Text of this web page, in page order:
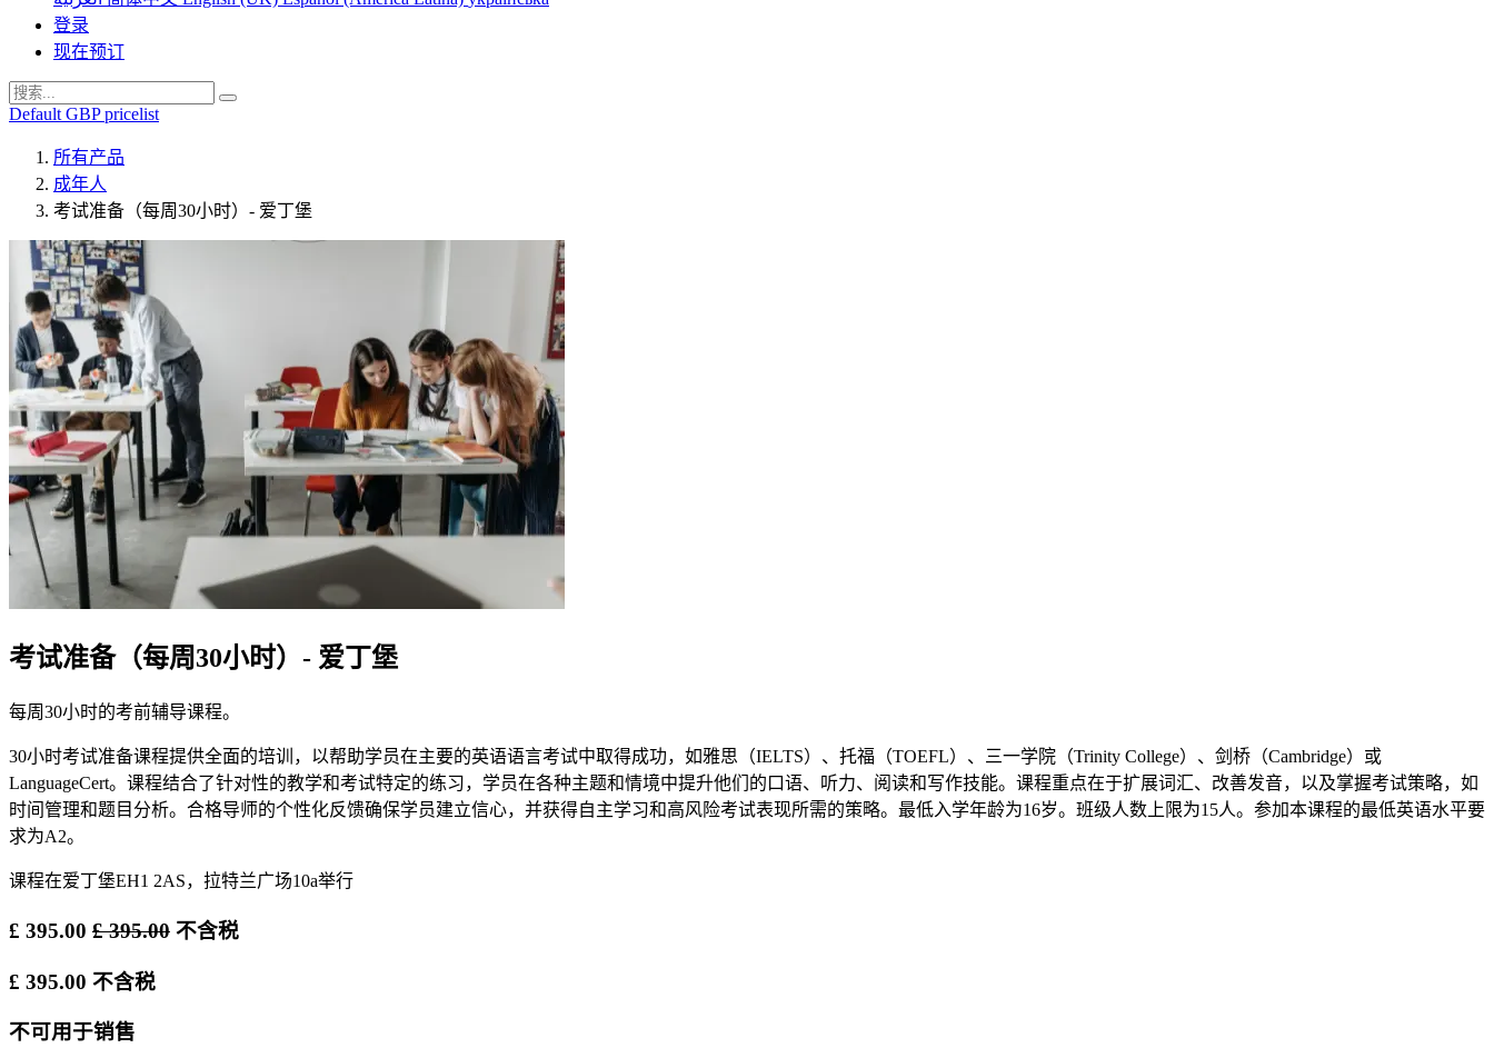
登录
现在预订
Default GBP pricelist
所有产品
成年人
考试准备（每周30小时）- 爱丁堡
考试准备（每周30小时）- 爱丁堡
每周30小时的考前辅导课程。
30小时考试准备课程提供全面的培训，以帮助学员在主要的英语语言考试中取得成功，如雅思（IELTS）、托福（TOEFL）、三一学院（Trinity College）、剑桥（Cambridge）或
LanguageCert。课程结合了针对性的教学和考试特定的练习，学员在各种主题和情境中提升他们的口语、听力、阅读和写作技能。课程重点在于扩展词汇、改善发音，以及掌握考试策略，如
时间管理和题目分析。合格导师的个性化反馈确保学员建立信心，并获得自主学习和高风险考试表现所需的策略。最低入学年龄为16岁。班级人数上限为15人。参加本课程的最低英语水平要
求为A2。
课程在爱丁堡EH1 2AS，拉特兰广场10a举行
£ 395.00 £395.00 不含税
£ 395.00 不含税
不可用于销售